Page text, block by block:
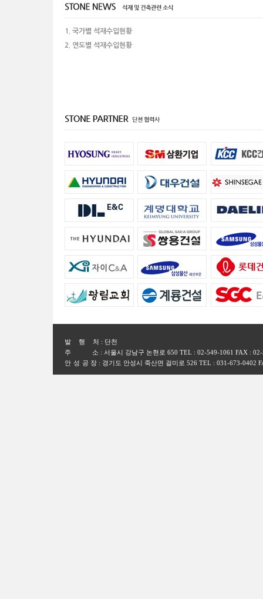
1. 국가별 석재수입현황
2. 연도별 석재수입현황
발행 처 : 단천
주
소 : 서울시 강남구 논현로 650 TEL : 02-549-1061 FAX :
안 성 공 장 : 경기도 안성시 죽산면 걸미로 526 TEL : 031-673-0402